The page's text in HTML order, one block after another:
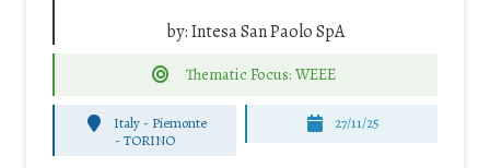
by:Intesa San Paolo SpA
Thematic Focus: WEEE
Italy - Piemonte
-TORINO
27/11/25